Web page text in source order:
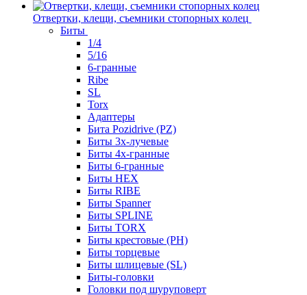
Отвертки, клещи, съемники стопорных колец
Биты
1/4
5/16
6-гранные
Ribe
SL
Torx
Адаптеры
Бита Pozidrive (PZ)
Биты 3х-лучевые
Биты 4х-гранные
Биты 6-гранные
Биты HEX
Биты RIBE
Биты Spanner
Биты SPLINE
Биты TORX
Биты крестовые (PH)
Биты торцевые
Биты шлицевые (SL)
Биты-головки
Головки под шуруповерт